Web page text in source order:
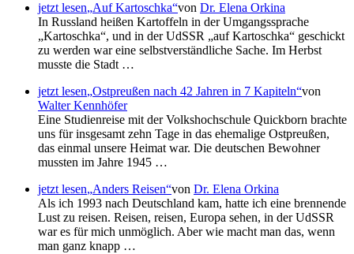
jetzt lesen Auf Kartoschka von Dr. Elena Orkina
In Russland heißen Kartoffeln in der Umgangssprache
Kartoschka , und in der UdSSR auf Kartoschka
geschickt
zu werden war eine selbstverständliche Sache. Im Herbst
musste die Stadt …
jetzt lesen Ostpreußen nach 42 Jahren in 7 Kapiteln von
Walter Kennhöfer
Eine Studienreise mit der Volkshochschule Quickborn brachte
uns für insgesamt zehn Tage in das ehemalige Ostpreußen,
das einmal unsere Heimat war. Die deutschen Bewohner
mussten im Jahre 1945 …
jetzt lesen Anders Reisen von Dr. Elena Orkina
Als ich 1993 nach Deutschland kam, hatte ich eine brennende
Lust zu reisen. Reisen, reisen, Europa sehen, in der UdSSR
war es für mich unmöglich. Aber wie macht man das, wenn
man ganz knapp …